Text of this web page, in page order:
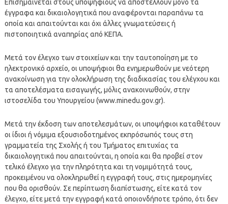
Επισημαίνεται στους υποψήφιους να αποστέλλουν μόνο τα
έγγραφα και δικαιολογητικά που αναφέρονται παραπάνω τα
οποία και απαιτούνται και όχι άλλες γνωματεύσεις ή
πιστοποιητικά αναπηρίας από ΚΕΠΑ.
Μετά τον έλεγχο των στοιχείων και την ταυτοποίηση με το
ηλεκτρονικό αρχείο, οι υποψήφιοι θα ενημερωθούν με νεότερη
ανακοίνωση για την ολοκλήρωση της διαδικασίας του ελέγχου και
τα αποτελέσματα εισαγωγής, μόλις ανακοινωθούν, στην
ιστοσελίδα του Υπουργείου (www.minedu.goν.gr).
Μετά την έκδοση των αποτελεσμάτων, οι υποψήφιοι καταθέτουν
οι ίδιοι ή νόμιμα εξουσιοδοτημένος εκπρόσωπός τους στη
γραμματεία της Σχολής ή του Τμήματος επιτυχίας τα
δικαιολογητικά που απαιτούνται, η οποία και θα προβεί στον
τελικό έλεγχο για την πληρότητα και τη νομιμότητά τους,
προκειμένου να ολοκληρωθεί η εγγραφή τους, στις ημερομηνίες
που θα ορισθούν. Σε περίπτωση διαπίστωσης, είτε κατά τον
έλεγχο, είτε μετά την εγγραφή κατά οποιονδήποτε τρόπο, ότι δεν